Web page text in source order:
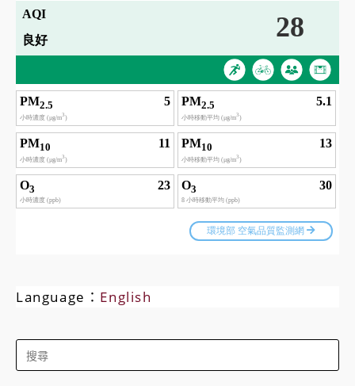
Language： English
Search
for: